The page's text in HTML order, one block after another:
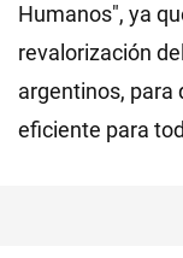
Humanos", ya
revalorización
argentinos, para
eficiente para